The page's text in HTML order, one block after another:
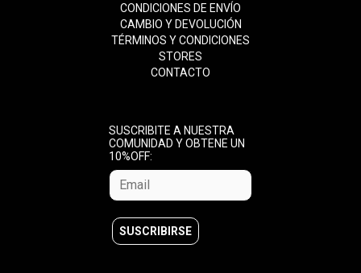
CONDICIONES DE ENVÍO
CAMBIO Y DEVOLUCIÓN
TÉRMINOS Y CONDICIONES
STORES
CONTACTO
SUSCRIBITE A NUESTRA
COMUNIDAD Y OBTENE UN
10%OFF: